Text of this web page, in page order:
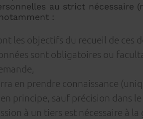
au strict nécessaire
:
les objectifs du recueil de ces
sont obligatoires ou
en prendre connaissance
en principe, sauf précision dans
à un tiers est nécessaire à